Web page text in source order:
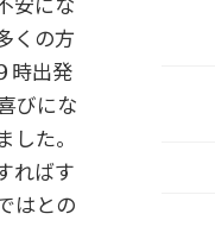
くの方
時出発
びにな
た。
ればす
はとの